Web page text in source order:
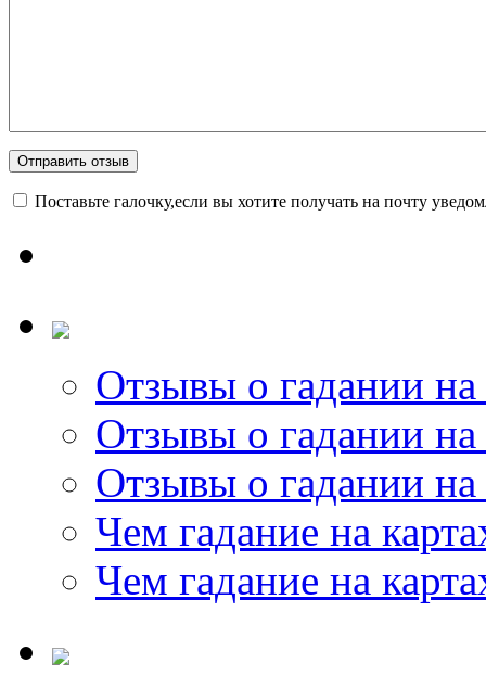
Поставьте галочку,если вы хотите получать на почту
Отзывы о гадании на
Отзывы о гадании на
Отзывы о гадании на
Чем гадание на
Чем гадание на